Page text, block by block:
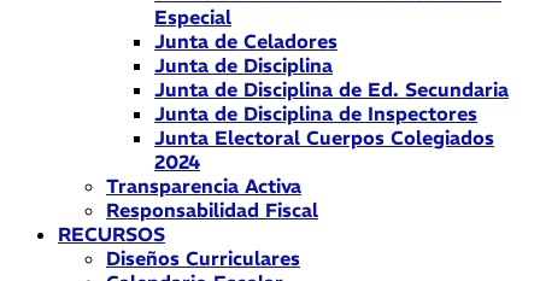
Especial
Junta de Celadores
Junta de Disciplina
Junta de Disciplina de Ed. Secundaria
Junta de Disciplina de Inspectores
Junta Electoral Cuerpos Colegiados
2024
Transparencia Activa
Responsabilidad Fiscal
RECURSOS
Diseños Curriculares